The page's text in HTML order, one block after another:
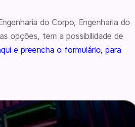
do Corpo, Engenharia do
opções, tem a possibilidade de
e preencha o formulário, para